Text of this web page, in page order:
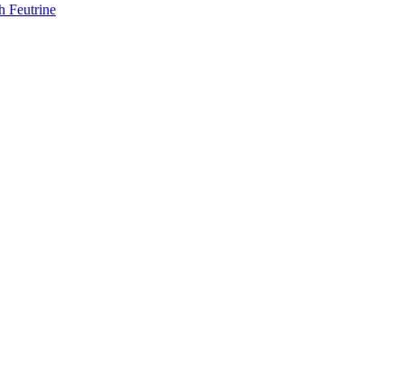
Feutrine